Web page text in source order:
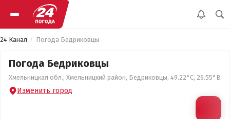
24 Канал Погода Бедриковцы
Погода Бедриковцы
Хмельницкая обл., Хмельницкий район, Бедриковцы, 49.22°С, 26.55°В
Изменить город